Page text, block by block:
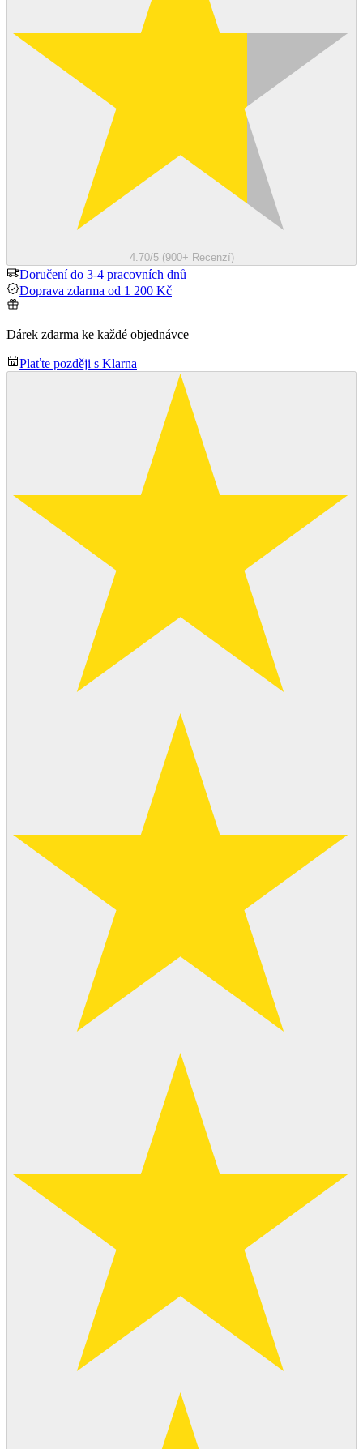
4.70/5 (900+ Recenzí)
Doručení do 3-4 pracovních dnů
Doprava zdarma od 1 200 Kč
Dárek zdarma ke každé objednávce
Plaťte později s Klarna